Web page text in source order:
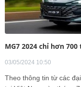
MG7 2024 chỉ hơn
03/05/2024 10:50
Theo thông tin từ các